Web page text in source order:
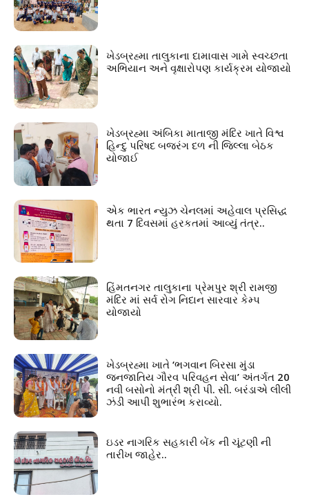
ખેડબ્રહ્મા તાલુકાના દામાવાસ ગામે સ્વચ્છતા
અભિયાન અને વૃક્ષારોપણ કાર્યક્રમ યોજાયો
ખેડબ્રહ્મા અંબિકા માતાજી મંદિર ખાતે વિશ્વ
હિન્દુ પરિષદ બજરંગ દળ ની જિલ્લા બેઠક
યોજાઈ
એક ભારત ન્યુઝ ચેનલમાં અહેવાલ પ્રસિદ્ધ
થતા 7 દિવસમાં હરકતમાં આવ્યું તંત્ર..
હિંમતનગર તાલુકાના પ્રેમપુર શ્રી રામજી
મંદિર માં સર્વ રોગ નિદાન સારવાર કેમ્પ
યોજાયો
ખેડબ્રહ્મા ખાતે ‘ભગવાન બિરસા મુંડા
જનજાતિય ગૌરવ પરિવહન સેવા’ અંતર્ગત 20
નવી બસોનો મંત્રી શ્રી પી. સી. બરંડાએ લીલી
ઝંડી આપી શુભારંભ કરાવ્યો.
ઇડર નાગરિક સહકારી બેંક ની ચૂંટણી ની
તારીખ જાહેર..